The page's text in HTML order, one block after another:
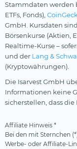
YourIndex
Stammdaten werden
ETFs, Fonds),
GmbH. Kursdaten
Börsenkurse (Aktien,
Realtime-Kurse –
und der Lang &
(Kryptowährungen).
Die Isarvest GmbH
Informationen keine
sicherstellen, dass
Affiliate Hinweis *
Bei den mit Sternchen
Werbe- oder Affiliate-